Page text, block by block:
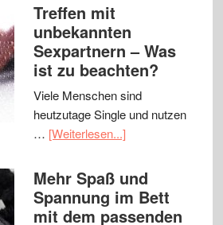
Treffen mit
unbekannten
Sexpartnern – Was
ist zu beachten?
Viele Menschen sind
heutzutage Single und nutzen
… [Weiterlesen...]
Mehr Spaß und
Spannung im Bett
mit dem passenden